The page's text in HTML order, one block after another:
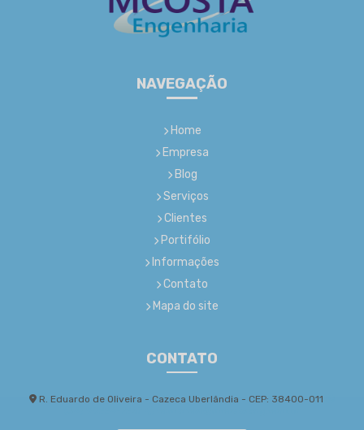
NAVEGAÇÃO
Home
Empresa
Blog
Serviços
Clientes
Portifólio
Informações
Contato
Mapa do site
CONTATO
R. Eduardo de Oliveira - Cazeca Uberlândia - CEP: 38400-011